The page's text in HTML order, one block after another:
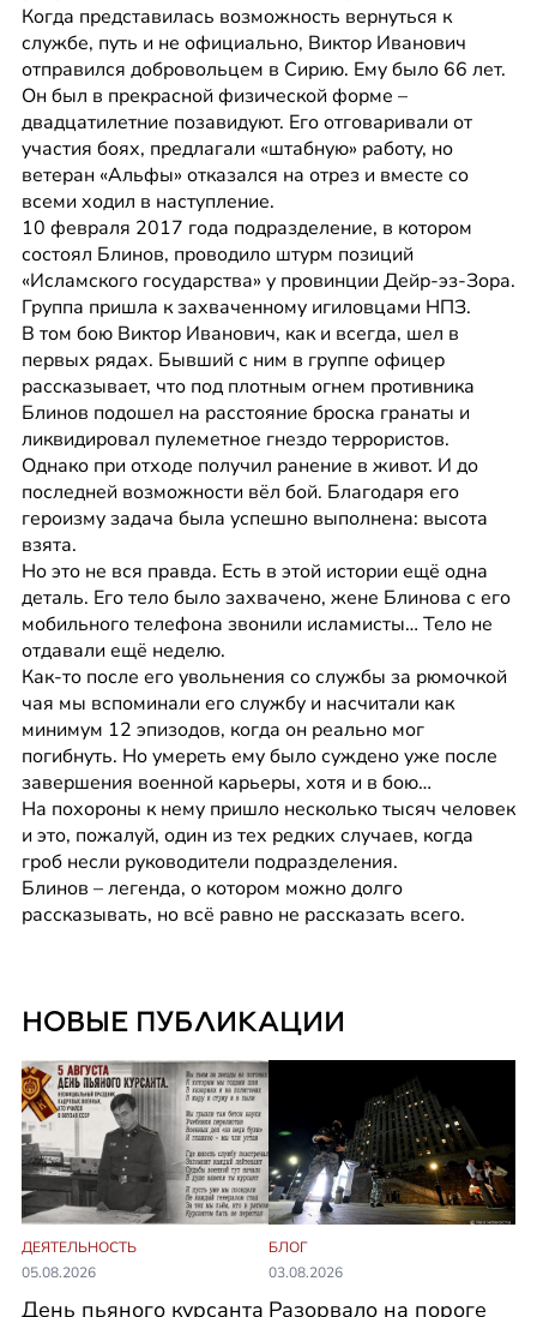
Когда представилась возможность вернуться к
службе, путь и не официально, Виктор Иванович
отправился добровольцем в Сирию. Ему было 66 лет.
Он был в прекрасной физической форме –
двадцатилетние позавидуют. Его отговаривали от
участия боях, предлагали «штабную» работу, но
ветеран «Альфы» отказался на отрез и вместе со
всеми ходил в наступление.
10 февраля 2017 года подразделение, в котором
состоял Блинов, проводило штурм позиций
«Исламского государства» у провинции Дейр-эз-Зора.
Группа пришла к захваченному игиловцами НПЗ.
В том бою Виктор Иванович, как и всегда, шел в
первых рядах. Бывший с ним в группе офицер
рассказывает, что под плотным огнем противника
Блинов подошел на расстояние броска гранаты и
ликвидировал пулеметное гнездо террористов.
Однако при отходе получил ранение в живот. И до
последней возможности вёл бой. Благодаря его
героизму задача была успешно выполнена: высота
взята.
Но это не вся правда. Есть в этой истории ещё одна
деталь. Его тело было захвачено, жене Блинова с его
мобильного телефона звонили исламисты… Тело не
отдавали ещё неделю.
Как-то после его увольнения со службы за рюмочкой
чая мы вспоминали его службу и насчитали как
минимум 12 эпизодов, когда он реально мог
погибнуть. Но умереть ему было суждено уже после
завершения военной карьеры, хотя и в бою…
На похороны к нему пришло несколько тысяч человек
и это, пожалуй, один из тех редких случаев, когда
гроб несли руководители подразделения.
Блинов – легенда, о котором можно долго
рассказывать, но всё равно не рассказать всего.
НОВЫЕ ПУБЛИКАЦИИ
ДЕЯТЕЛЬНОСТЬ
05.08.2026
День пьяного курсанта
БЛОГ
03.08.2026
Разорвало на пороге